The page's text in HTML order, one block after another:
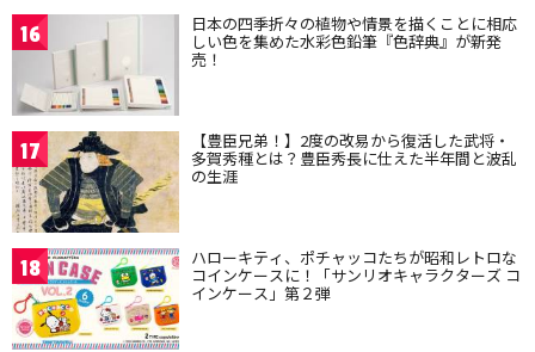
16 日本の四季折々の植物や情景を描くことに相応
しい色を集めた水彩色鉛筆『色辞典』が新発
売！
17 【豊臣兄弟！】2度の改易から復活した武将・
多賀秀種とは？豊臣秀長に仕えた半年間と波乱
の生涯
18 ハローキティ、ポチャッコたちが昭和レトロな
コインケースに！「サンリオキャラクターズ コ
インケース」第２弾